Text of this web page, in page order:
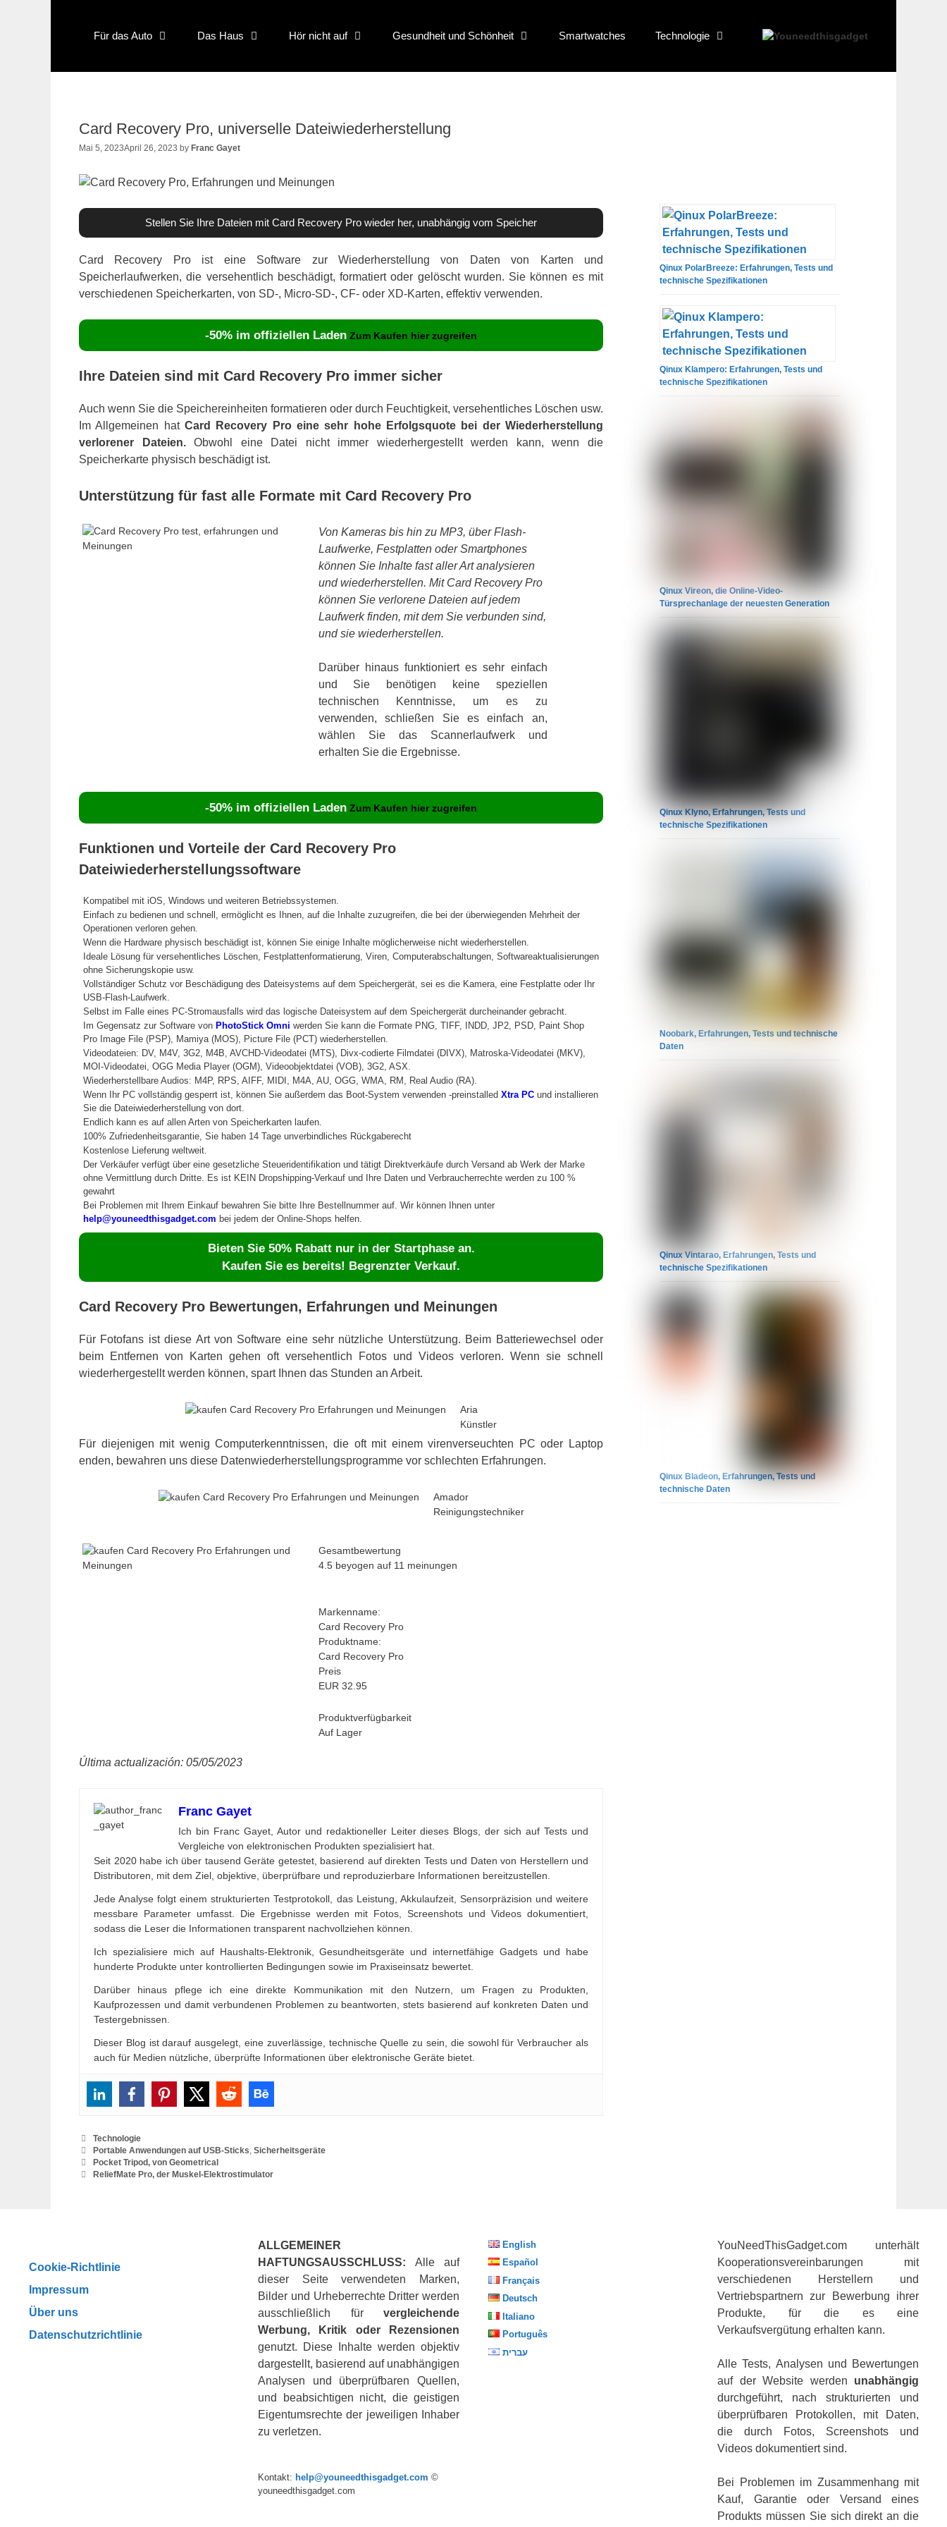
Für das Auto Das Haus Hör nicht auf Gesundheit und Schönheit Smartwatches Technologie
Card Recovery Pro, universelle Dateiwiederherstellung
Mai 5, 2023April 26, 2023 by Franc Gayet
Stellen Sie Ihre Dateien mit Card Recovery Pro wieder her, unabhängig vom Speicher
Card Recovery Pro ist eine Software zur Wiederherstellung von Daten von Karten und
Speicherlaufwerken, die versehentlich beschädigt, formatiert oder gelöscht wurden. Sie können es mit
verschiedenen Speicherkarten, von SD-, Micro-SD-, CF- oder XD-Karten, effektiv verwenden.
-50% im offiziellen Laden Zum Kaufen hier zugreifen
Ihre Dateien sind mit Card Recovery Pro immer sicher
Auch wenn Sie die Speichereinheiten formatieren oder durch Feuchtigkeit, versehentliches Löschen usw.
Im Allgemeinen hat Card Recovery Pro eine sehr hohe Erfolgsquote bei der Wiederherstellung
verlorener Dateien.Obwohl eine Datei nicht immer wiederhergestellt werden kann, wenn die
Speicherkarte physisch beschädigt ist.
Unterstützung für fast alle Formate mit Card Recovery Pro
Von Kameras bis hin zu MP3, über Flash-
Laufwerke, Festplatten oder Smartphones
können Sie Inhalte fast aller Art analysieren
und wiederherstellen. Mit Card Recovery Pro
können Sie verlorene Dateien auf jedem
Laufwerk finden, mit dem Sie verbunden sind,
und sie wiederherstellen.
Darüber hinaus funktioniert es sehr einfach
und Sie benötigen keine speziellen
technischen Kenntnisse, um es zu
verwenden, schließen Sie es einfach an,
wählen Sie das Scannerlaufwerk und
erhalten Sie die Ergebnisse.
-50% im offiziellen Laden Zum Kaufen hier zugreifen
Funktionen und Vorteile der Card Recovery Pro
Dateiwiederherstellungssoftware
Kompatibel mit iOS, Windows und weiteren Betriebssystemen.
Einfach zu bedienen und schnell, ermöglicht es Ihnen, auf die Inhalte zuzugreifen, die bei der überwiegenden Mehrheit der
Operationen verloren gehen.
Wenn die Hardware physisch beschädigt ist, können Sie einige Inhalte möglicherweise nicht wiederherstellen.
Ideale Lösung für versehentliches Löschen, Festplattenformatierung, Viren, Computerabschaltungen, Softwareaktualisierungen
ohne Sicherungskopie usw.
Vollständiger Schutz vor Beschädigung des Dateisystems auf dem Speichergerät, sei es die Kamera, eine Festplatte oder Ihr
USB-Flash-Laufwerk.
Selbst im Falle eines PC-Stromausfalls wird das logische Dateisystem auf dem Speichergerät durcheinander gebracht.
Im Gegensatz zur Software von PhotoStick Omni werden Sie kann die Formate PNG, TIFF, INDD, JP2, PSD, Paint Shop
Pro Image File (PSP), Mamiya (MOS), Picture File (PCT) wiederherstellen.
Videodateien: DV, M4V, 3G2, M4B, AVCHD-Videodatei (MTS), Divx-codierte Filmdatei (DIVX), Matroska-Videodatei (MKV),
MOI-Videodatei, OGG Media Player (OGM), Videoobjektdatei (VOB), 3G2, ASX.
Wiederherstellbare Audios: M4P, RPS, AIFF, MIDI, M4A, AU, OGG, WMA, RM, Real Audio (RA).
Wenn Ihr PC vollständig gesperrt ist, können Sie außerdem das Boot-System verwenden -preinstalled Xtra PC und installieren
Sie die Dateiwiederherstellung von dort.
Endlich kann es auf allen Arten von Speicherkarten laufen.
100% Zufriedenheitsgarantie, Sie haben 14 Tage unverbindliches Rückgaberecht
Kostenlose Lieferung weltweit.
Der Verkäufer verfügt über eine gesetzliche Steueridentifikation und tätigt Direktverkäufe durch Versand ab Werk der Marke
ohne Vermittlung durch Dritte. Es ist KEIN Dropshipping-Verkauf und Ihre Daten und Verbraucherrechte werden zu 100 %
gewahrt
Bei Problemen mit Ihrem Einkauf bewahren Sie bitte Ihre Bestellnummer auf. Wir können Ihnen unter
help@youneedthisgadget.com bei jedem der Online-Shops helfen.
Bieten Sie 50% Rabatt nur in der Startphase an.
Kaufen Sie es bereits! Begrenzter Verkauf.
Card Recovery Pro Bewertungen, Erfahrungen und Meinungen
Für Fotofans ist diese Art von Software eine sehr nützliche Unterstützung. Beim Batteriewechsel oder
beim Entfernen von Karten gehen oft versehentlich Fotos und Videos verloren. Wenn sie schnell
wiederhergestellt werden können, spart Ihnen das Stunden an Arbeit.
Aria
Künstler
Für diejenigen mit wenig Computerkenntnissen, die oft mit einem virenverseuchten PC oder Laptop
enden, bewahren uns diese Datenwiederherstellungsprogramme vor schlechten Erfahrungen.
Amador
Reinigungstechniker
Gesamtbewertung
4.5beyogen auf 11 meinungen
Markenname:
Card Recovery Pro
Produktname:
Card Recovery Pro
Preis
EUR 32.95
Produktverfügbarkeit
Auf Lager
Última actualización: 05/05/2023
Franc Gayet
Ich bin Franc Gayet, Autor und redaktioneller Leiter dieses Blogs, der sich auf Tests und
Vergleiche von elektronischen Produkten spezialisiert hat.
Seit 2020 habe ich über tausend Geräte getestet, basierend auf direkten Tests und Daten von Herstellern und
Distributoren, mit dem Ziel, objektive, überprüfbare und reproduzierbare Informationen bereitzustellen.
Jede Analyse folgt einem strukturierten Testprotokoll, das Leistung, Akkulaufzeit, Sensorpräzision und weitere
messbare Parameter umfasst. Die Ergebnisse werden mit Fotos, Screenshots und Videos dokumentiert,
sodass die Leser die Informationen transparent nachvollziehen können.
Ich spezialisiere mich auf Haushalts-Elektronik, Gesundheitsgeräte und internetfähige Gadgets und habe
hunderte Produkte unter kontrollierten Bedingungen sowie im Praxiseinsatz bewertet.
Darüber hinaus pflege ich eine direkte Kommunikation mit den Nutzern, um Fragen zu Produkten,
Kaufprozessen und damit verbundenen Problemen zu beantworten, stets basierend auf konkreten Daten und
Testergebnissen.
Dieser Blog ist darauf ausgelegt, eine zuverlässige, technische Quelle zu sein, die sowohl für Verbraucher als
auch für Medien nützliche, überprüfte Informationen über elektronische Geräte bietet.
Categories
Technologie
Tags
Portable Anwendungen auf USB-Sticks ,Sicherheitsgeräte
Pocket Tripod, von Geometrical
ReliefMate Pro, der Muskel-Elektrostimulator
Qinux PolarBreeze: Erfahrungen, Tests und
technische Spezifikationen
Qinux Klampero: Erfahrungen, Tests und
technische Spezifikationen
Qinux Vireon, die Online-Video-
Türsprechanlage der neuesten Generation
Qinux Klyno, Erfahrungen, Tests und
technische Spezifikationen
Noobark, Erfahrungen, Tests und technische
Daten
Qinux Vintarao, Erfahrungen, Tests und
technische Spezifikationen
Qinux Bladeon, Erfahrungen, Tests und
technische Daten
Cookie-Richtlinie
Impressum
Über uns
Datenschutzrichtlinie
ALLGEMEINER
HAFTUNGSAUSSCHLUSS: Alle auf
dieser Seite verwendeten Marken,
Bilder und Urheberrechte Dritter werden
ausschließlich für vergleichende
Werbung, Kritik oder Rezensionen
genutzt. Diese Inhalte werden objektiv
dargestellt, basierend auf unabhängigen
Analysen und überprüfbaren Quellen,
und beabsichtigen nicht, die geistigen
Eigentumsrechte der jeweiligen Inhaber
zu verletzen.
Kontakt: help@youneedthisgadget.com ©
youneedthisgadget.com
English
Español
Français
Deutsch
Italiano
Português
עברית
YouNeedThisGadget.com unterhält
Kooperationsvereinbarungen mit
verschiedenen Herstellern und
Vertriebspartnern zur Bewerbung ihrer
Produkte, für die es eine
Verkaufsvergütung erhalten kann.
Alle Tests, Analysen und Bewertungen
auf der Website werden unabhängig
durchgeführt, nach strukturierten und
überprüfbaren Protokollen, mit Daten,
die durch Fotos, Screenshots und
Videos dokumentiert sind.
Bei Problemen im Zusammenhang mit
Kauf, Garantie oder Versand eines
Produkts müssen Sie sich direkt an die